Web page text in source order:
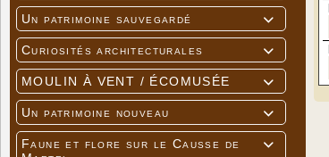

Un patrimoine sauvegardé

Curiosités architecturales

MOULIN À VENT / ÉCOMUSÉE

Un patrimoine nouveau

Faune et flore sur le Causse de